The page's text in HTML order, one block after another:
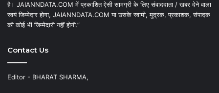
है। JAIANNDATA.COM में प्रकाशित ऐसी सामग्री के लिए संवाददाता / खबर देने वाला
स्वयं जिम्मेदार होगा, JAIANNDATA.COM या उसके स्वामी, मुद्रक, प्रकाशक, संपादक
की कोई भी जिम्मेदारी नहीं होगी.”
Contact Us
Editor - BHARAT SHARMA,